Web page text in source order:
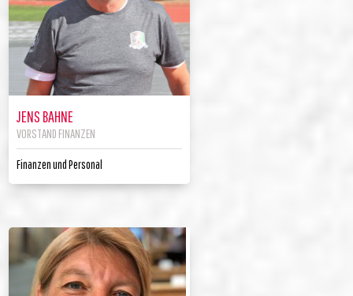
JENS BAHNE
VORSTAND FINANZEN
Finanzen und Personal